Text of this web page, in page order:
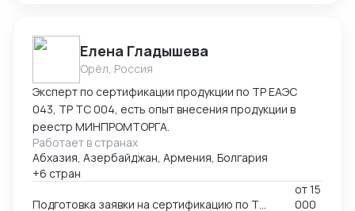
Елена Гладышева
Орёл, Россия
Эксперт по сертификации продукции по ТР ЕАЭС
043, ТР ТС 004, есть опыт внесения продукции в
реестр МИНПРОМТОРГА.
Работает в странах
Абхазия, Азербайджан, Армения, Болгария
+6 стран
Подготовка заявки на сертификацию по ТР ЕАЭС 043, ТР ТС 004, ТР ТС 020, ТР ТС 010, 123-ФЗ
от15
000